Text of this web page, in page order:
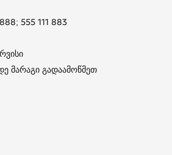
555 111 883
მარაგი გადაამოწმეთ